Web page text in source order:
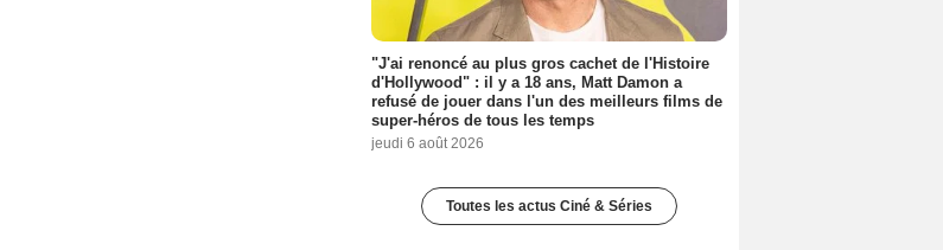
"J'ai renoncé au plus gros cachet de l'Histoire
d'Hollywood" : il y a 18 ans, Matt Damon a
refusé de jouer dans l'un des meilleurs films de
super-héros de tous les temps
jeudi 6 août 2026
Toutes les actus Ciné & Séries